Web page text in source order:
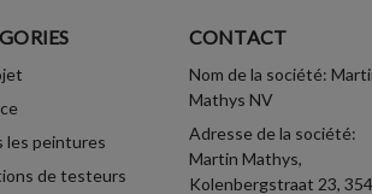
les peintures
de testeurs
CONTACT
Nom de la société:
Mathys NV
Adresse de la société:
Martin Mathys,
Kolenbergstraat 23,